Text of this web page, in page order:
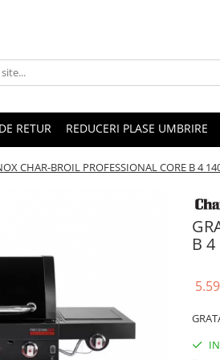
RETUR REDUCERI PLASE UMBRIRE
CHAR-BROIL PROFESSIONAL CORE B 4
B